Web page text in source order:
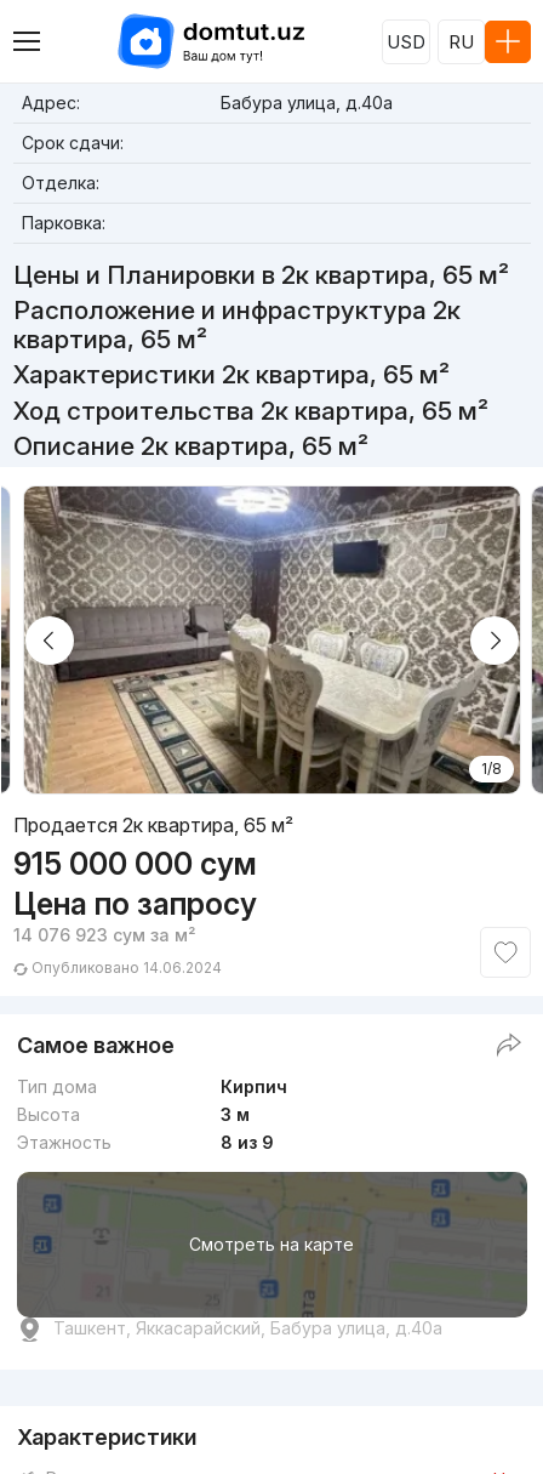
USD RU
Адрес:
Бабура улица, д.40а
Срок сдачи:
Отделка:
Парковка:
Цены и Планировки в 2к квартира, 65 м²
Расположение и инфраструктура 2к
квартира, 65 м²
Характеристики 2к квартира, 65 м²
Ход строительства 2к квартира, 65 м²
Описание 2к квартира, 65 м²
1/8
Продается 2к квартира, 65 м²
915 000 000 сум
Цена по запросу
14 076 923 сум за м²
Опубликовано 14.06.2024
Самое важное
Тип дома
Кирпич
Высота
3 м
Этажность
8 из 9
Смотреть на карте
Ташкент, Яккасарайский, Бабура улица, д.40а
Характеристики